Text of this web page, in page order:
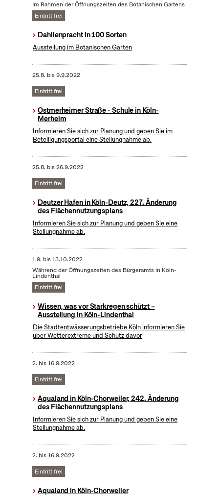
Im Rahmen der Öffnungszeiten des Botanischen Gartens
Eintritt frei
Dahlienpracht in 100 Sorten
Ausstellung im Botanischen Garten
25.8. bis9.9.2022
Eintritt frei
Ostmerheimer Straße - Schule in Köln-
Merheim
Informieren Sie sich zur Planung und geben Sie im
Beteiligungsportal eine Stellungnahme ab.
25.8. bis26.9.2022
Eintritt frei
Deutzer Hafen in Köln-Deutz, 227. Änderung
des Flächennutzungsplans
Informieren Sie sich zur Planung und geben Sie eine
Stellungnahme ab.
1.9. bis13.10.2022
Während der Öffnungszeiten des Bürgeramts in Köln-
Lindenthal
Eintritt frei
Wissen, was vor Starkregen schützt –
Ausstellung in Köln-Lindenthal
Die Stadtentwässerungsbetriebe Köln informieren Sie
über Wetterextreme und Schutz davor
2. bis16.9.2022
Eintritt frei
Aqualand in Köln-Chorweiler, 242. Änderung
des Flächennutzungsplans
Informieren Sie sich zur Planung und geben Sie eine
Stellungnahme ab.
2. bis16.9.2022
Eintritt frei
Aqualand in Köln-Chorweiler